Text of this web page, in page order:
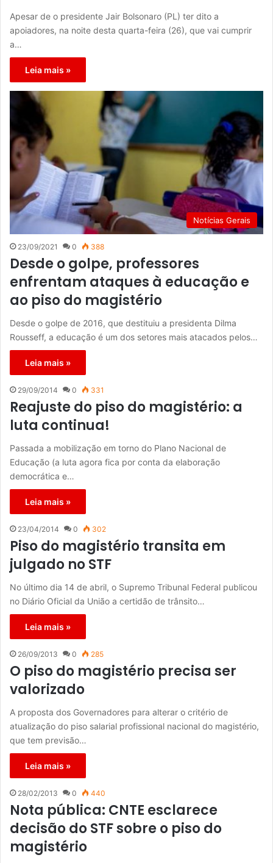
Apesar de o presidente Jair Bolsonaro (PL) ter dito a
apoiadores, na noite desta quarta-feira (26), que vai cumprir
a…
Leia mais »
Notícias Gerais
23/09/2021 0 388
Desde o golpe, professores
enfrentam ataques à educação e
ao piso do magistério
Desde o golpe de 2016, que destituiu a presidenta Dilma
Rousseff, a educação é um dos setores mais atacados pelos…
Leia mais »
29/09/2014 0 331
Reajuste do piso do magistério: a
luta continua!
Passada a mobilização em torno do Plano Nacional de
Educação (a luta agora fica por conta da elaboração
democrática e…
Leia mais »
23/04/2014 0 302
Piso do magistério transita em
julgado no STF
No último dia 14 de abril, o Supremo Tribunal Federal publicou
no Diário Oficial da União a certidão de trânsito…
Leia mais »
26/09/2013 0 285
O piso do magistério precisa ser
valorizado
A proposta dos Governadores para alterar o critério de
atualização do piso salarial profissional nacional do magistério,
que tem previsão…
Leia mais »
28/02/2013 0 440
Nota pública: CNTE esclarece
decisão do STF sobre o piso do
magistério